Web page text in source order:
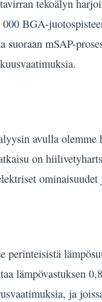
tekoälyn
BGA-
mSAP-
avulla
on
lämpövastuksen
ja